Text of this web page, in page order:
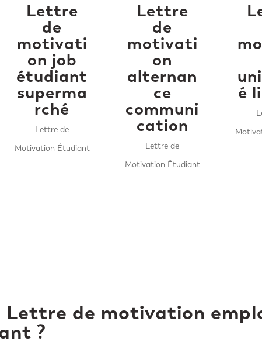
Lettre
de
motivati
on job
étudiant
superma
rché
Lettre de
Motivation Étudiant
Lettre
de
motivati
on
alternan
ce
communi
cation
Lettre de
Motivation Étudiant
é
Lettre de motivation
?